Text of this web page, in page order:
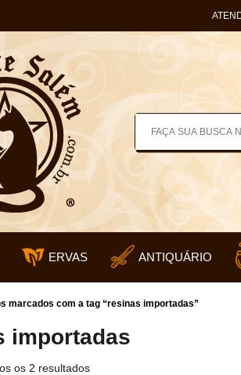
ERVAS ANTIQUÁRIO
marcados com a tag “resinas importadas”
importadas
os 2 resultados